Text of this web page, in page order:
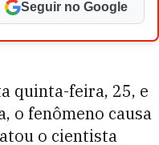
Seguir no Google
quinta-feira, 25, e
o fenômeno causa
o cientista